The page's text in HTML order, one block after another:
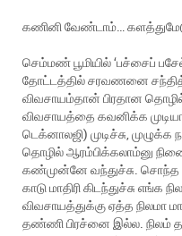
கணினி வேண்டாம்…
செம்மண் பூமியில் ‘பச்சைப்
தோட்டத்தில் சரவணனை
விவசாயம்தான் பிரதான
விவசாயத்தை கவனிக்க
டெக்னாலஜி) முடிச்சு, முழுக்க
தொழில் ஆரம்பிக்கலாம்னு
கண்முன்னே வந்துச்சு. சொந்த
காடு மாதிரி கிடந்துச்சு எங்க
விவசாயத்துக்கு ஏத்த நிலமா
தண்ணி பிரச்னை இல்ல. நிலம்